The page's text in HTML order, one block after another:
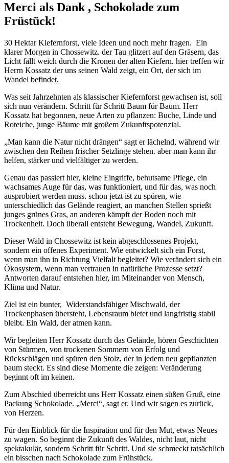
Merci als Dank , Schokolade zum
Früstück!
30 Hektar Kiefernforst, viele Ideen und noch mehr fragen. Ein
klarer Morgen in Chossewitz. der Tau glitzert auf den Gräsern, das
Licht fällt weich durch die Kronen der alten Kiefern. hier treffen wir
Herrn Kossatz der uns seinen Wald zeigt, ein Ort, der sich im
Wandel befindet.
Was seit Jahrzehnten als klassischer Kiefernforst gewachsen ist, soll
sich nun verändern. Schritt für Schritt Baum für Baum. Herr
Kossatz hat begonnen, neue Arten zu pflanzen: Buche, Linde und
Roteiche, junge Bäume mit großem Zukunftspotenzial.
„Man kann die Natur nicht drängen“ sagt er lächelnd, während wir
zwischen den Reihen frischer Setzlinge stehen. aber man kann ihr
helfen, stärker und vielfältiger zu werden.
Genau das passiert hier, kleine Eingriffe, behutsame Pflege, ein
wachsames Auge für das, was funktioniert, und für das, was noch
ausprobiert werden muss. schon jetzt ist zu spüren, wie
unterschiedlich das Gelände reagiert, an manchen Stellen sprießt
junges grünes Gras, an anderen kämpft der Boden noch mit
Trockenheit. Doch überall entsteht Bewegung, Wandel, Zukunft.
Dieser Wald in Chossewitz ist kein abgeschlossenes Projekt,
sondern ein offenes Experiment. Wie entwickelt sich ein Forst,
wenn man ihn in Richtung Vielfalt begleitet? Wie verändert sich ein
Ökosystem, wenn man vertrauen in natürliche Prozesse setzt?
Antworten darauf entstehen hier, im Miteinander von Mensch,
Klima und Natur.
Ziel ist ein bunter, Widerstandsfähiger Mischwald, der
Trockenphasen übersteht, Lebensraum bietet und langfristig stabil
bleibt. Ein Wald, der atmen kann.
Wir begleiten Herr Kossatz durch das Gelände, hören Geschichten
von Stürmen, von trockenen Sommern von Erfolg und
Rückschlägen und spüren den Stolz, der in jedem neu gepflanzten
baum steckt. Es sind diese Momente die zeigen: Veränderung
beginnt oft im keinen.
Zum Abschied überreicht uns Herr Kossatz einen süßen Gruß, eine
Packung Schokolade. „Merci“, sagt er. Und wir sagen es zurück,
von Herzen.
Für den Einblick für die Inspiration und für den Mut, etwas Neues
zu wagen. So beginnt die Zukunft des Waldes, nicht laut, nicht
spektakulär, sondern Schritt für Schritt. Und sie schmeckt tatsächlich
ein bisschen nach Schokolade zum Frühstück.